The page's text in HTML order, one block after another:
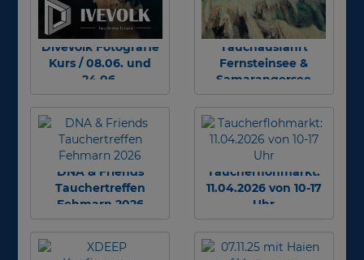
Divevolk Fotografie
Kurs / 08.06. und
24.06.
Tauchausfahrt
Fernsteinsee &
Samarangersee
DNA & Friends
Tauchertreffen
Fehmarn 2026
Taucherflohmarkt:
11.04.2026 von 10-17
Uhr